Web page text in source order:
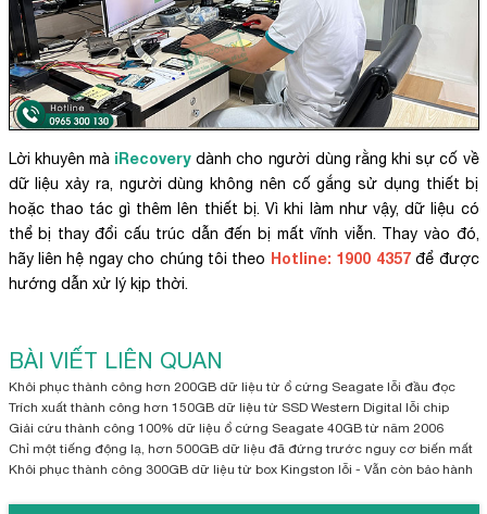
Lời khuyên mà iRecovery dành cho người dùng rằng khi sự cố về
dữ liệu xảy ra, người dùng không nên cố gắng sử dụng thiết bị
hoặc thao tác gì thêm lên thiết bị. Vì khi làm như vậy, dữ liệu có
thể bị thay đổi cấu trúc dẫn đến bị mất vĩnh viễn. Thay vào đó,
hãy liên hệ ngay cho chúng tôi theo Hotline: 1900 4357để được
hướng dẫn xử lý kịp thời.
BÀI VIẾT LIÊN QUAN
Khôi phục thành công hơn 200GB dữ liệu từ ổ cứng Seagate lỗi đầu đọc
Trích xuất thành công hơn 150GB dữ liệu từ SSD Western Digital lỗi chip
Giải cứu thành công 100% dữ liệu ổ cứng Seagate 40GB từ năm 2006
Chỉ một tiếng động lạ, hơn 500GB dữ liệu đã đứng trước nguy cơ biến mất
Khôi phục thành công 300GB dữ liệu từ box Kingston lỗi - Vẫn còn bảo hành